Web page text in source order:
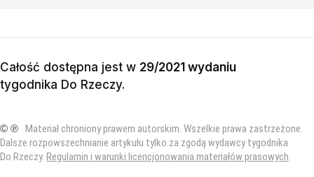
Całość dostępna jest w 29/2021 wydaniu
tygodnika Do Rzeczy.
© ℗ Materiał chroniony prawem autorskim. Wszelkie prawa zastrzeżone.
Dalsze rozpowszechnianie artykułu tylko za zgodą wydawcy tygodnika
Do Rzeczy. Regulamin i warunki licencjonowania materiałów prasowych